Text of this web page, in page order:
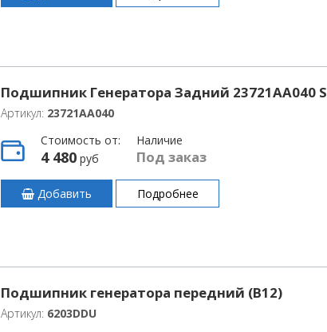
Подшипник Генератора Задний 23721AA040
Артикул: 23721AA040
Стоимость от:
4 480руб
Наличие
Под заказ
Добавить Подробнее
Подшипник генератора передний (B12)
Артикул: 6203DDU